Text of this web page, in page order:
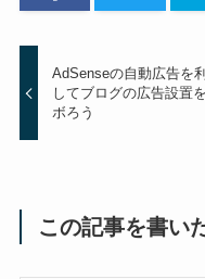
AdSenseの自動広告を
してブログの広告設置
ボろう
この記事を書い